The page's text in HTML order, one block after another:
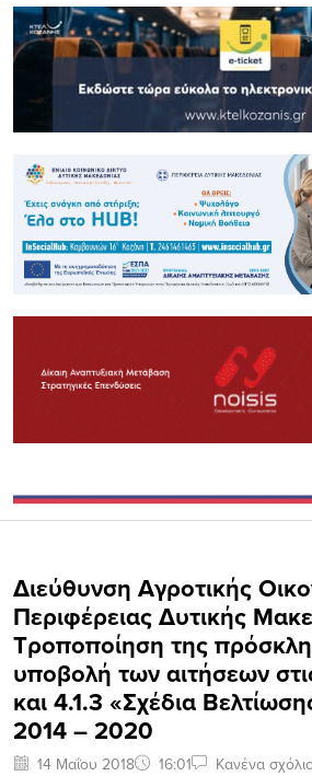
Διεύθυνση Αγροτικής
Περιφέρειας Δυτικής
Τροποποίηση της
υποβολή των αιτήσεων
και 4.1.3 «Σχέδια
2014 – 2020
14 Μαΐου 2018 16:01 Κανένα